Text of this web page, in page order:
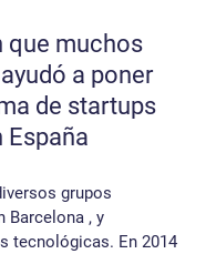
que muchos
a poner
de startups
España
grupos
Barcelona , y
tecnológicas. En 2014